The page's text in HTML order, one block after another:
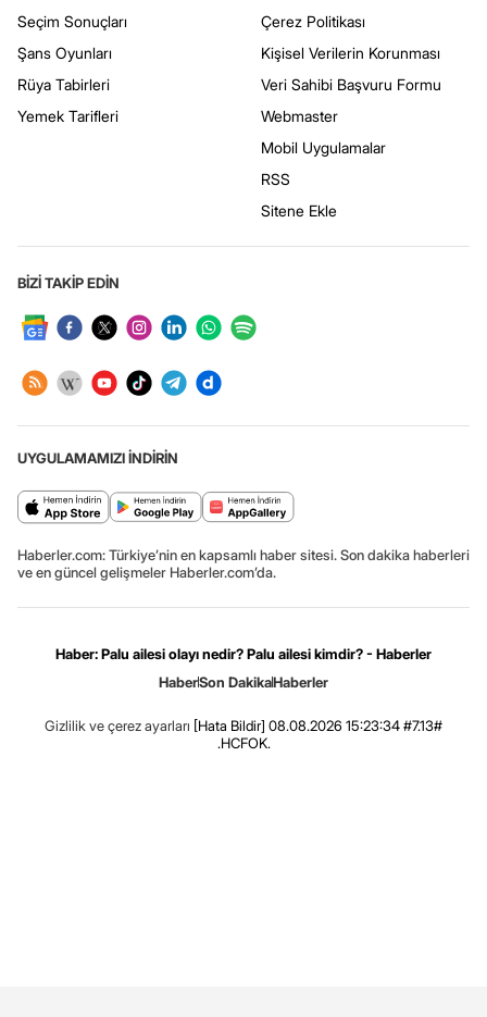
Seçim Sonuçları
Şans Oyunları
Rüya Tabirleri
Yemek Tarifleri
Çerez Politikası
Kişisel Verilerin Korunması
Veri Sahibi Başvuru Formu
Webmaster
Mobil Uygulamalar
RSS
Sitene Ekle
BİZİ TAKİP EDİN
UYGULAMAMIZI İNDİRİN
Haberler.com: Türkiye’nin en kapsamlı haber sitesi. Son dakika haberleri
ve en güncel gelişmeler Haberler.com’da.
Haber: Palu ailesi olayı nedir? Palu ailesi kimdir? - Haberler
HaberSon DakikaHaberler
Gizlilik ve çerez ayarları [Hata Bildir] 08.08.2026 15:23:34 #7.13#
.HCFOK.